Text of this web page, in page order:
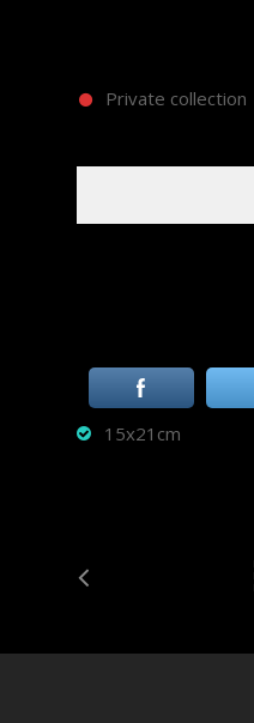
Private collection
15x21cm